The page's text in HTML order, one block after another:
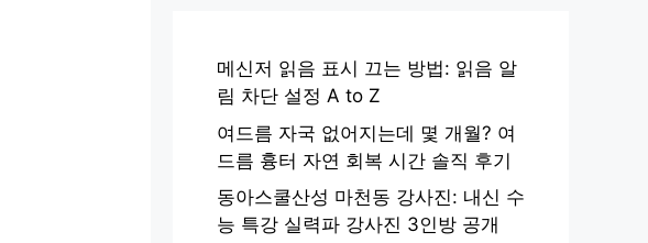
메신저 읽음 표시 끄는 방법: 읽음 알
림 차단 설정 A to Z
여드름 자국 없어지는데 몇 개월? 여
드름 흉터 자연 회복 시간 솔직 후기
동아스쿨산성 마천동 강사진: 내신 수
능 특강 실력파 강사진 3인방 공개